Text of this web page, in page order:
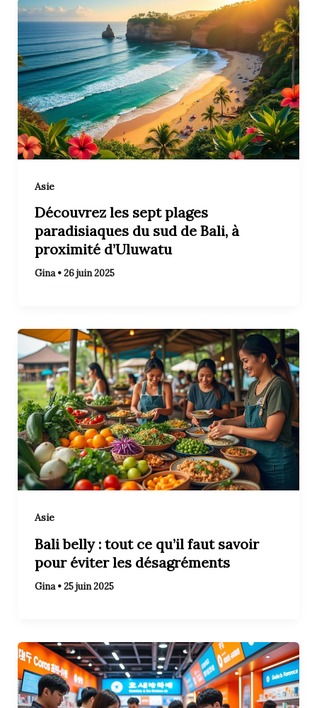
Asie
Découvrez les sept plages
paradisiaques du sud de Bali, à
proximité d’Uluwatu
Gina•26 juin 2025
Asie
Bali belly : tout ce qu’il faut savoir
pour éviter les désagréments
Gina•25 juin 2025